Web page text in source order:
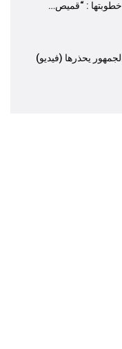
خطوبتها : “قميص…
يحذرها (فيديو)